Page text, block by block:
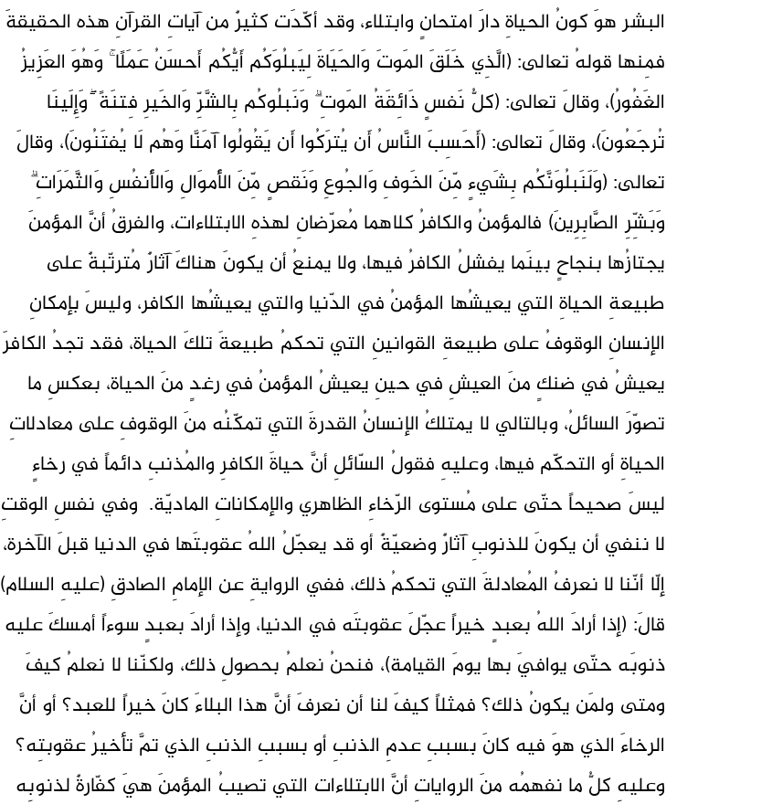
البشر هوَ كونُ الحياةِ دارَ امتحانٍ وابتلاء، وقد أكّدَت كثيرٌ من آياتِ القرآنِ هذه الحقيقةَ
فمِنها قولهُ تعالى: (الَّذِي خَلَقَ المَوتَ وَالحَيَاةَ لِيَبلُوَكُم أَيُّكُم أَحسَنُ عَمَلًا ۚ وَهُوَ العَزِيزُ
الغَفُورُ)، وقالَ تعالى: (كلُّ نَفسٍ ذَائِقَةُ المَوتِ ۗ وَنَبلُوكُم بِالشَّرِّ وَالخَيرِ فِتنَةً ۖ وَإِلَينَا
تُرجَعُونَ)، وقالَ تعالى: (أَحَسِبَ النَّاسُ أَن يُترَكُوا أَن يَقُولُوا آمَنَّا وَهُم لَا يُفتَنُونَ)، وقالَ
تعالى: (وَلَنَبلُوَنَّكُم بِشَيءٍ مِّنَ الخَوفِ وَالجُوعِ وَنَقصٍ مِّنَ الأَموَالِ وَالأَنفُسِ وَالثَّمَرَاتِ ۗ
وَبَشِّرِ الصَّابِرِينَ) فالمؤمنُ والكافرُ كلاهما مُعرّضانِ لهذهِ الابتلاءات، والفرقُ أنَّ المؤمنَ
يجتازُها بنجاحٍ بينَما يفشلُ الكافرُ فيها، ولا يمنعُ أن يكونَ هناكَ آثارٌ مُترتّبةٌ على
طبيعةِ الحياةِ التي يعيشُها المؤمنُ في الدّنيا والتي يعيشُها الكافر، وليسَ بإمكانِ
الإنسانِ الوقوفُ على طبيعةِ القوانينِ التي تحكمُ طبيعةَ تلكَ الحياة، فقد تجدُ الكافرَ
يعيشُ في ضنكٍ منَ العيشِ في حينِ يعيشُ المؤمنُ في رغدٍ منَ الحياة، بعكسِ ما
تصوّرَ السائلُ، وبالتالي لا يمتلكُ الإنسانُ القدرةَ التي تمكّنُه منَ الوقوفِ على معادلاتِ
الحياةِ أو التحكّم فيها، وعليهِ فقولُ السّائلِ أنَّ حياةَ الكافرِ والمُذنبِ دائماً في رخاءٍ
ليسَ صحيحاً حتّى على مُستوى الرّخاءِ الظاهري والإمكاناتِ الماديّة. وفي نفسِ الوقتِ
لا ننفي أن يكونَ للذنوبِ آثارٌ وضعيّةٌ أو قد يعجّلُ اللهُ عقوبتَها في الدنيا قبلَ الآخرة،
إلّا أنّنا لا نعرفُ المُعادلةَ التي تحكمُ ذلك، ففي الروايةِ عن الإمامِ الصادقِ (عليهِ السلام)
قالَ: (إذا أرادَ اللهُ بعبدٍ خيراً عجّلَ عقوبتَه في الدنيا، وإذا أرادَ بعبدٍ سوءاً أمسكَ عليه
ذنوبَه حتّى يوافيَ بها يومَ القيامة)، فنحنُ نعلمُ بحصولِ ذلك، ولكنّنا لا نعلمُ كيفَ
ومتى ولمَن يكونُ ذلك؟ فمثلاً كيفَ لنا أن نعرفَ أنَّ هذا البلاءَ كانَ خيراً للعبد؟ أو أنَّ
الرخاءَ الذي هوَ فيه كانَ بسببِ عدمِ الذنبِ أو بسببِ الذنبِ الذي تمَّ تأخيرُ عقوبتِه؟
وعليهِ كلُّ ما نفهمُه منَ الرواياتِ أنَّ الابتلاءات التي تصيبُ المؤمنَ هيَ كفّارةٌ لذنوبِه